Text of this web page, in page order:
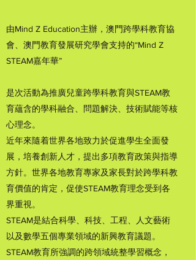
由Mind Z Education主辦，澳門跨學科教育協
會、澳門教育發展研究學會支持的“Mind Z
STEAM嘉年華”
是次活動為推廣兒童跨學科教育與STEAM教
育蘊含的學科融合、問題解決、技術賦能等核
心理念。
近年來隨着世界各地致力於促進學生全面發
展，培養創新人才，提出多項教育政策與指導
方針。世界各地教育專家及家長對於跨學科教
育價值的肯定，促使STEAM教育理念受到各
界重視。
STEAM是結合科學、科技、工程、人文藝術
以及數學五個專業領域的新興教育議題。
STEAM教育所強調的跨領域統整學習概念，